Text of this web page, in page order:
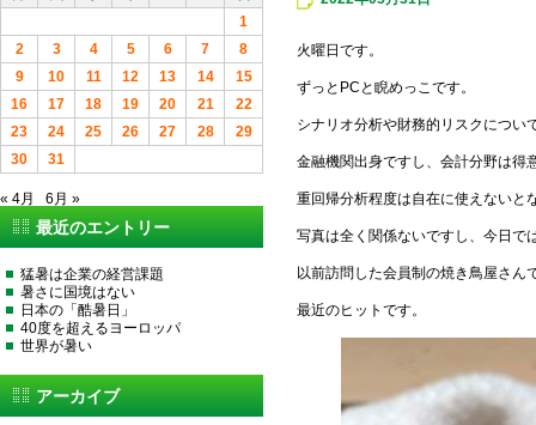
火曜日です。
ずっとPCと睨めっこです。
シナリオ分析や財務的リスクについ
金融機関出身ですし、会計分野は得
重回帰分析程度は自在に使えないと
写真は全く関係ないですし、今日で
以前訪問した会員制の焼き鳥屋さん
最近のヒットです。
1
2
3 4 5 6 7
8
9
10 11 12 13 14
15
16
17 18 19 20 21
22
23
24 25 26 27 28
29
30
31
« 4月 6月 »
最近のエントリー
猛暑は企業の経営課題
暑さに国境はない
日本の「酷暑日」
40度を超えるヨーロッパ
世界が暑い
アーカイブ